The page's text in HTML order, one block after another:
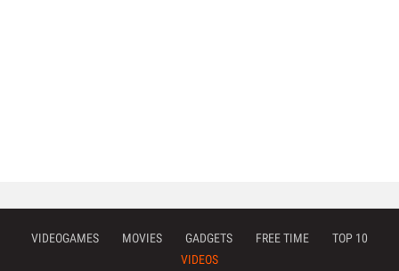
VIDEOGAMES MOVIES GADGETS FREE TIME
TOP 10
VIDEOS